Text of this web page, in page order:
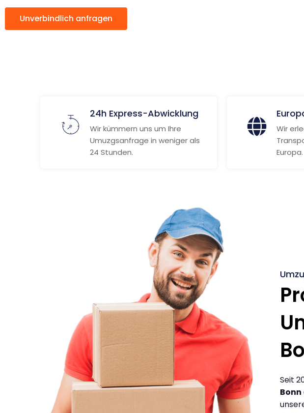
Unverbindlich anfragen
24h Express-Abwicklung
Wir kümmern uns um Ihre
Umuzgsanfrage in weniger als
24 Stunden.
Wir
Europa.
Seit
Bonn